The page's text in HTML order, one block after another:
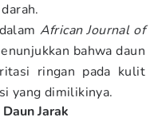
African Journal of
bahwa daun
ringan pada kulit
yang dimilikinya.
Jarak